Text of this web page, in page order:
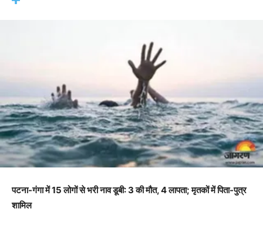
पटना-गंगा में 15 लोगों से भरी नाव डूबी: 3 की मौत, 4 लापता; मृतकों में पिता-पुत्र
शामिल